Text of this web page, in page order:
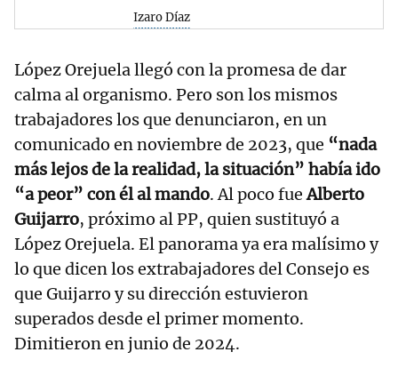
Izaro Díaz
López Orejuela llegó con la promesa de dar
calma al organismo. Pero son los mismos
trabajadores los que denunciaron, en un
comunicado en noviembre de 2023, que “nada
más lejos de la realidad, la situación” había ido
“a peor” con él al mando. Al poco fueAlberto
Guijarro, próximo al PP, quien sustituyó a
López Orejuela. El panorama ya era malísimo y
lo que dicen los extrabajadores del Consejo es
que Guijarro y su dirección estuvieron
superados desde el primer momento.
Dimitieron en junio de 2024.